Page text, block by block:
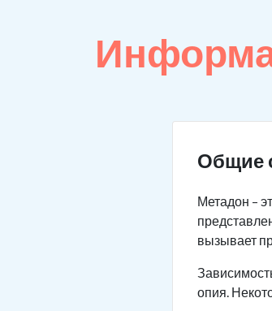
Общие
Метадон –
вызывает
опия.